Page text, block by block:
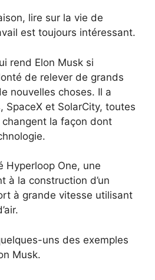
lire sur la vie de
est toujours intéressant.
rend Elon Musk si
de relever de grands
nouvelles choses. Il a
SpaceX et SolarCity, toutes
la façon dont
Hyperloop One, une
à la construction d’un
à grande vitesse utilisant
uns des exemples
Musk.